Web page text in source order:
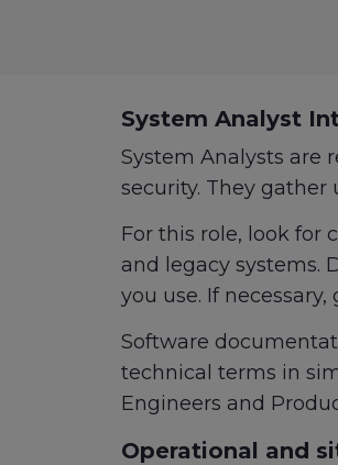
System Analyst
System Analysts are
security. They
For this role, look for
and legacy systems.
you use. If
Software
technical terms in
Engineers and
Operational and